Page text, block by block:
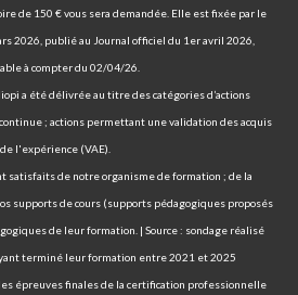
de 150 € vous sera demandée. Elle est fixée par le
2026, publié au Journal officiel du 1er avril 2026,
à compter du 02/04/26.
a été délivrée au titre des catégories d’actions
; actions permettant une validation des acquis
de l'expérience (VAE).
satisfaits de notre organisme de formation ; de la
supports de cours (supports pédagogiques proposés
de leur formation. | Source : sondage réalisé
terminé leur formation entre 2021 et 2025
épreuves finales de la certification professionnelle